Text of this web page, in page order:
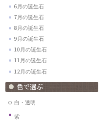
6月の誕生石
7月の誕生石
8月の誕生石
9月の誕生石
10月の誕生石
11月の誕生石
12月の誕生石
白・透明
紫